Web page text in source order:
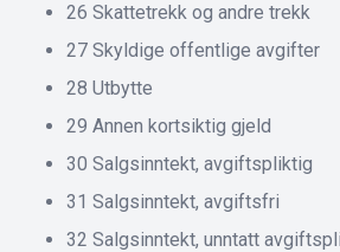
26 Skattetrekk og andre trekk
27 Skyldige offentlige avgifter
28 Utbytte
29 Annen kortsiktig gjeld
30 Salgsinntekt, avgiftspliktig
31 Salgsinntekt, avgiftsfri
32 Salgsinntekt, unntatt